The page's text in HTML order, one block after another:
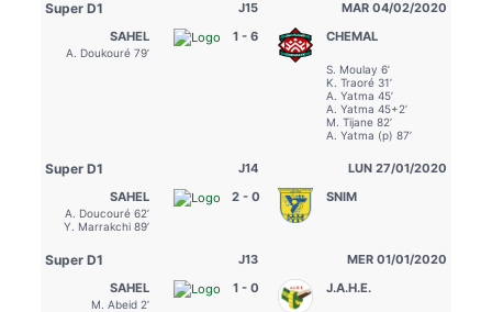
Super D1 J15
MAR 04/02/2020
SAHEL
A. Doukouré 79’
1 - 6 CHEMAL
S. Moulay 6’
K. Traoré 31’
A. Yatma 45’
A. Yatma 45+2’
M. Tijane 82’
A. Yatma (p) 87’
Super D1 J14
LUN 27/01/2020
SAHEL
A. Doucouré 62’
Y. Marrakchi 89’
2 - 0 SNIM
Super D1 J13
MER 01/01/2020
SAHEL
M. Abeid 2’
1 - 0 J.A.H.E.